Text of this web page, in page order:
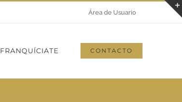
Área de Usuario
FRANQUÍCIATE CONTACTO